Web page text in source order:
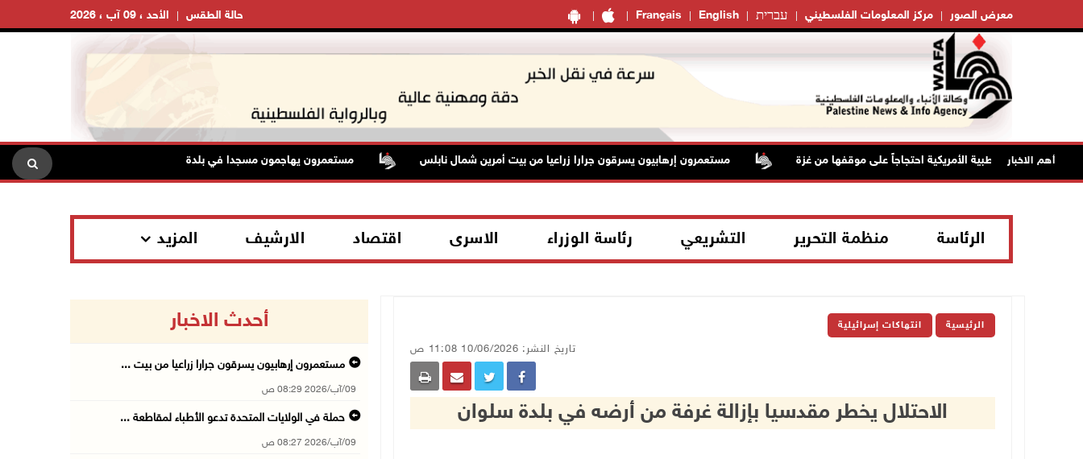
Français English עברית مركز المعلومات الفلسطيني معرض الصور الأحد ، 09 آب ، 2026 حالة الطقس
أهم الاخبار
الجمعية الطبية الأمريكية احتجاجاً على موقفها من غزة مستعمرون إرهابيون يسرقون جرارا زراعيا من بيت أمرين شمال نابلس مستعمرون يهاجمون مسجدا في بلدة إذنا غرب الخليل وقوات الاحتلال تعتقل
الرئاسة منظمة التحرير التشريعي رئاسة الوزراء الاسرى اقتصاد الارشيف المزيد
الرئيسية انتهاكات إسرائيلية
تاريخ النشر: 10/06/2026 11:08 ص
الاحتلال يخطر مقدسيا بإزالة غرفة من أرضه في بلدة سلوان
أحدث الاخبار
مستعمرون إرهابيون يسرقون جرارا زراعيا من بيت ...
09/آب/2026 08:29 ص
حملة في الولايات المتحدة تدعو الأطباء لمقاطعة ...
09/آب/2026 08:27 ص